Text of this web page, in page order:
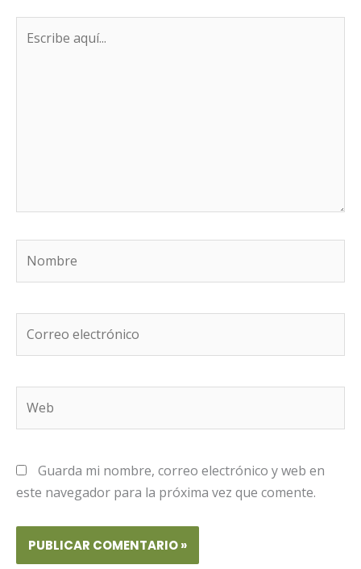
aquí...
electrónico
Guarda mi nombre, correo electrónico y web en
este navegador para la próxima vez que comente.